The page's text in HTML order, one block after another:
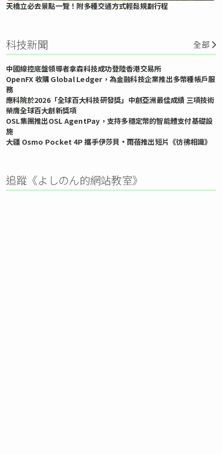
天橋立必去景點一覽！附多種交通方式輕鬆規劃行程
科技新聞 全部
中國線控底盤領導者拿森科技成功登陸香港交易所
OpenFX 收購 Global Ledger，為金融科技企業推出多幣種帳戶服
務
應科院於2026「全球百大科技研發獎」中創亞洲最佳成績 三項技術
榮膺全球百大創新獎項
OSL集團推出OSL AgentPay，支持多穩定幣的智能體支付基礎設
施
大疆 Osmo Pocket 4P 攜手伊莎貝•雨蓓推出短片《彷彿相識》
追蹤《よしのん的網站教室》